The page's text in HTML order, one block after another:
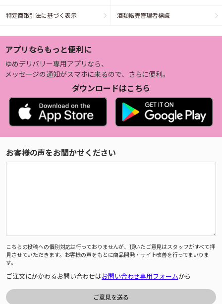
特定商取引法に基づく表示 酒類販売管理者標識
アプリならもっと便利に
ゆめデリバリー専用アプリなら、
メッセージの通知がスマホに来るので、さらに便利。
ダウンロードはこちら
お客様の声をお聞かせください
こちらの投稿への個別対応は行っておりませんが、頂いたご意見はスタッフがすべて拝
見させていただきます。お客様の声をもとに商品開発・サイト改善を行ってまいりま
す。
ご注文にかかわるお問い合わせはお問い合わせ専用フォームから